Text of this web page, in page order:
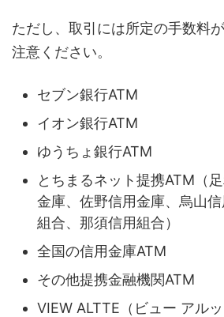
ただし、取引には所定の手数料
注意ください。
セブン銀行ATM
イオン銀行ATM
ゆうちょ銀行ATM
とちまるネット提携ATM（
金庫、佐野信用金庫、烏山
組合、那須信用組合）
全国の信用金庫ATM
その他提携金融機関ATM
VIEW ALTTE（ビュー アルッ